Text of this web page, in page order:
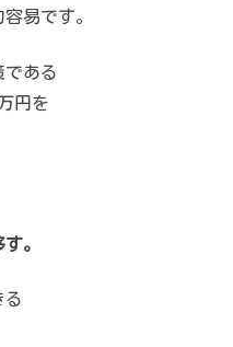
易です。
である
円を
。
る